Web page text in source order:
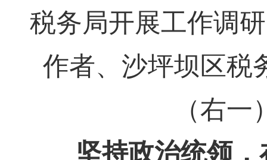
税务局开展工作调
作者、沙坪坝区税
（右
坚持政治统领，